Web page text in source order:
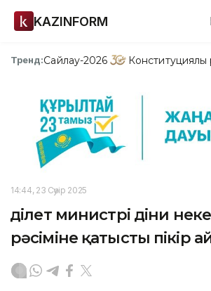
KAZINFORM
Тренд:Сайлау-2026
14:44, 23 Сәуір 2025
Әділет министрі діни
рәсіміне қатысты пікір